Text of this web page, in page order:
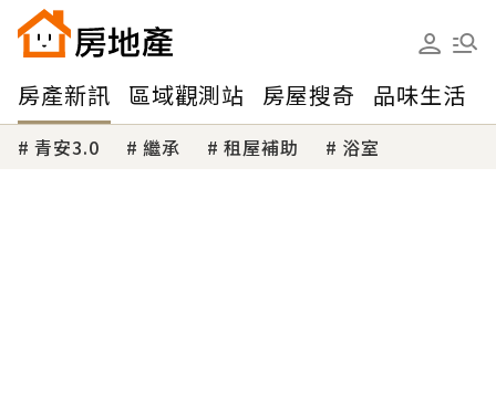
房產新訊 區域觀測站 房屋搜奇 品味生活
青安3.0 繼承 租屋補助 浴室